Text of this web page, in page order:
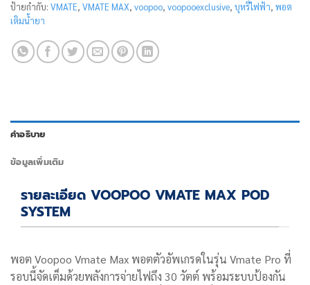
ป้ายกำกับ: VMATE, VMATE MAX, voopoo, voopooexclusive, บุหรี่ไฟฟ้า, พอต
เติมน้ำยา
คำอธิบาย
ข้อมูลเพิ่มเติม
รายละเอียด VOOPOO VMATE MAX POD
SYSTEM
พอต Voopoo Vmate Max พอตตัวอัพเกรดในรุ่น Vmate Pro ที่
รอบนี้จัดเต็มด้วยพลังการจ่ายไฟถึง 30 วัตต์ พร้อมระบบป้องกัน